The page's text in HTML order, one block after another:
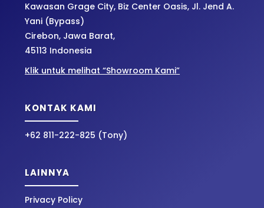
Kawasan Grage City, Biz Center Oasis, Jl. Jend A.
Yani (Bypass)
Cirebon, Jawa Barat,
45113 Indonesia
Klik untuk melihat “Showroom Kami”
KONTAK KAMI
+62 811-222-825 (Tony)
LAINNYA
Privacy Policy